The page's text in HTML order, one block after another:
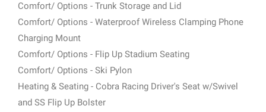
Comfort/ Options - Trunk Storage and Lid
Comfort/ Options - Waterproof Wireless Clamping Phone
Charging Mount
Comfort/ Options - Flip Up Stadium Seating
Comfort/ Options - Ski Pylon
Heating & Seating - Cobra Racing Driver's Seat w/Swivel
and SS Flip Up Bolster